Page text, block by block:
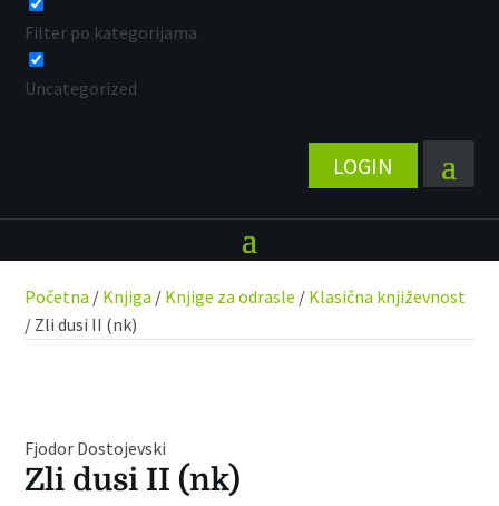
Filter po kategorijama
Uncategorized
LOGIN
Početna / Knjiga / Knjige za odrasle / Klasična književnost
/ Zli dusi II (nk)
Fjodor Dostojevski
Zli dusi II (nk)